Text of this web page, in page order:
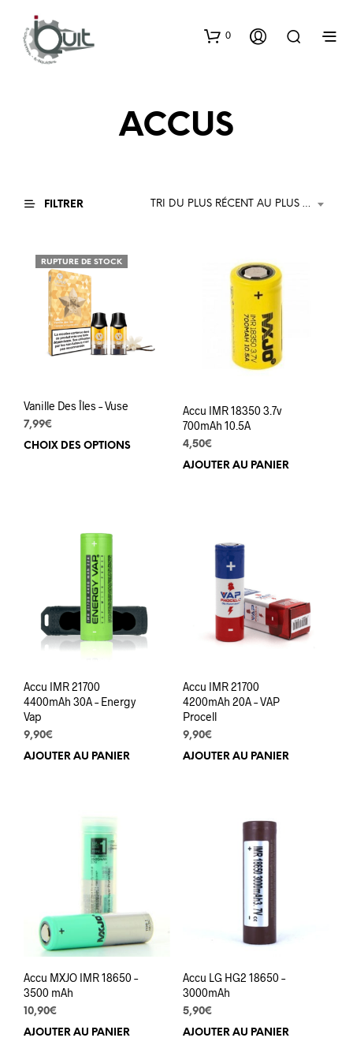
0
ACCUS
FILTRER TRI DU PLUS RÉCENT AU PLUS ANCIEN
RUPTURE DE STOCK
Vanille Des Îles – Vuse
7,99€
CHOIX DES OPTIONS
Ce
produit
produit
Accu IMR 18350 3.7v
700mAh 10.5A
4,50€
AJOUTER AU PANIER
Accu IMR 21700
4400mAh 30A – Energy
Vap
9,90€
AJOUTER AU PANIER
Accu IMR 21700
4200mAh 20A – VAP
Procell
9,90€
AJOUTER AU PANIER
Accu MXJO IMR 18650 –
3500 mAh
10,90€
AJOUTER AU PANIER
Accu LG HG2 18650 –
3000mAh
5,90€
AJOUTER AU PANIER